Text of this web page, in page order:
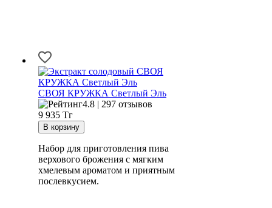
СВОЯ КРУЖКА Светлый Эль
4.8 | 297 отзывов
9 935 Тг
Набор для приготовления пива
верхового брожения с мягким
хмелевым ароматом и приятным
послевкусием.